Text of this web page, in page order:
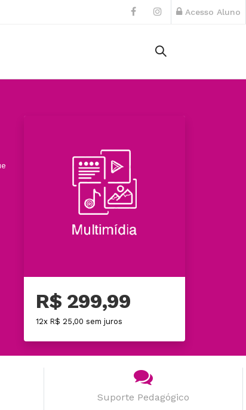
Acesso Aluno
R$ 299,99
12x R$ 25,00 sem juros
Suporte Pedagógico